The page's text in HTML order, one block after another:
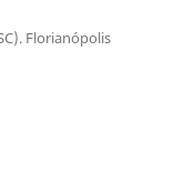
Florianópolis